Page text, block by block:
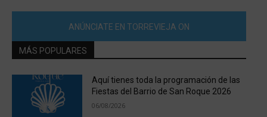
ANÚNCIATE EN TORREVIEJA ON
MÁS POPULARES
Aquí tienes toda la programación de las
Fiestas del Barrio de San Roque 2026
06/08/2026